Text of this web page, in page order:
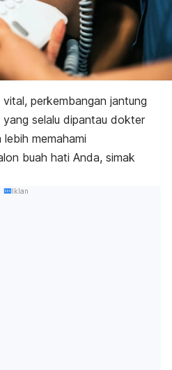
perkembangan jantung
selalu dipantau dokter
memahami
buah hati Anda, simak
Iklan